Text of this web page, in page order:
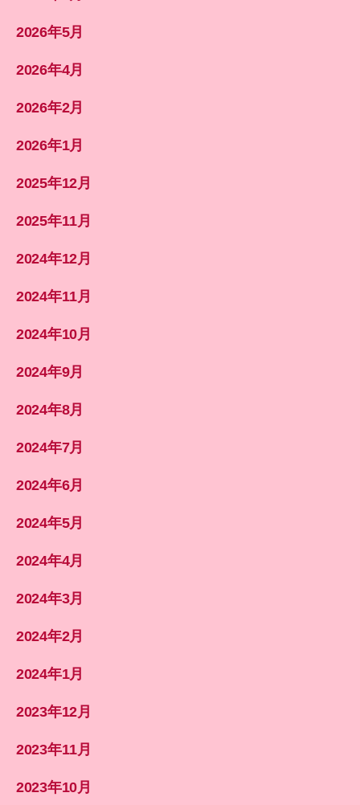
2026年5月
2026年4月
2026年2月
2026年1月
2025年12月
2025年11月
2024年12月
2024年11月
2024年10月
2024年9月
2024年8月
2024年7月
2024年6月
2024年5月
2024年4月
2024年3月
2024年2月
2024年1月
2023年12月
2023年11月
2023年10月